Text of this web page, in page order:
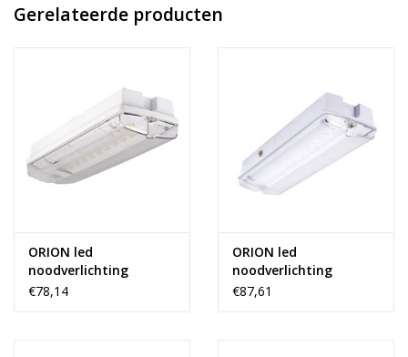
Gerelateerde producten
ORION led
noodverlichting
opbouw 4W 4000k
€78,14
ORION led
noodverlichting
opbouw 7W 4000k
€87,61